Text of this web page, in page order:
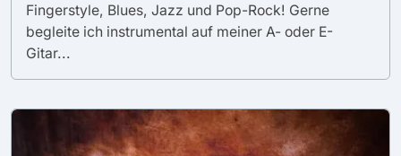
Fingerstyle, Blues, Jazz und Pop-Rock! Gerne
begleite ich instrumental auf meiner A- oder E-
Gitar...